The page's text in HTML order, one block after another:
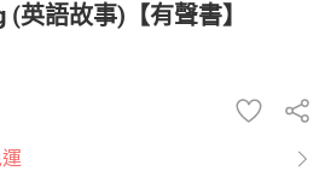
英語故事)【有聲書】